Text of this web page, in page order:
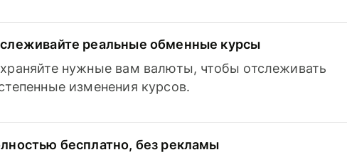
реальные обменные курсы
нужные вам валюты, чтобы отслеживать
изменения курсов.
бесплатно, без рекламы